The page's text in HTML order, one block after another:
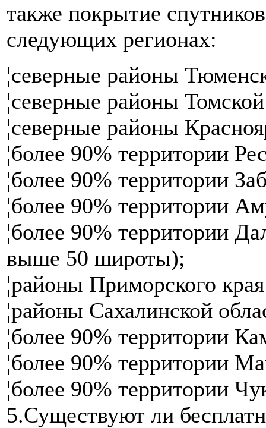
также покрытие
следующих регионах:
¦северные районы
¦северные районы
¦северные районы
¦более 90% территории
¦более 90% территории
¦более 90% территории
¦более 90% территории
выше 50 широты);
¦районы Приморского
¦районы Сахалинской
¦более 90% территории
¦более 90% территории
¦более 90% территории
5.Существуют ли